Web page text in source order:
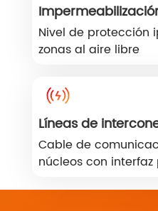
Nivel de protección
zonas al aire libre
Líneas de
Cable de
núcleos con interfaz